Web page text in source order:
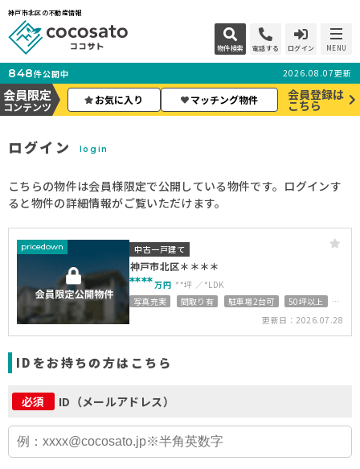
神戸市北区の不動産情報
物件検索 電話する ログイン MENU
848件公開中 2026.08.07更新
会員限定
コンテンツ
お気に入り マッチング物件 会員登録は
こちら
ログイン login
こちらの物件は会員様限定で公開している物件です。ログインす
ると物件の詳細情報がご覧いただけます。
pricedown 中古一戸建て
神戸市北区＊＊＊＊
****万円 **坪
*LDK
写真充実
間取り有 駐車場2台可
50坪以上
上下水道完備
オール電化
オール電化住宅
更新日：2026.07.28
IDをお持ちの方はこちら
必須 ID（メールアドレス）